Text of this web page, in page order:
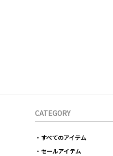
CATEGORY
すべてのアイテム
セールアイテム